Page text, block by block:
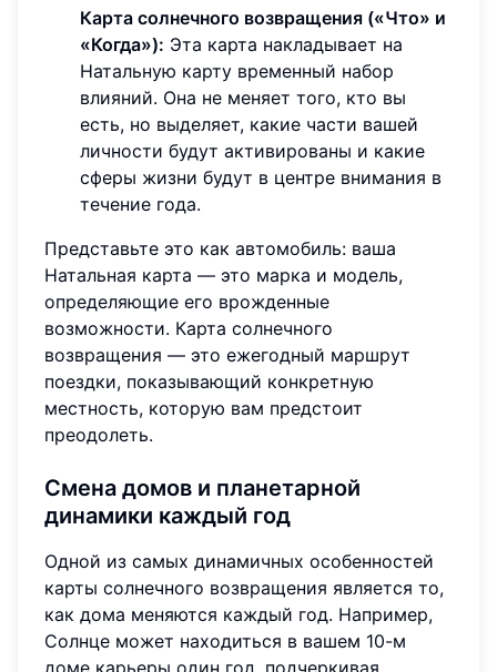
Карта солнечного возвращения («Что» и
«Когда»): Эта карта накладывает на
Натальную карту временный набор
влияний. Она не меняет того, кто вы
есть, но выделяет, какие части вашей
личности будут активированы и какие
сферы жизни будут в центре внимания в
течение года.
Представьте это как автомобиль: ваша
Натальная карта — это марка и модель,
определяющие его врожденные
возможности. Карта солнечного
возвращения — это ежегодный маршрут
поездки, показывающий конкретную
местность, которую вам предстоит
преодолеть.
Смена домов и планетарной
динамики каждый год
Одной из самых динамичных особенностей
карты солнечного возвращения является то,
как дома меняются каждый год. Например,
Солнце может находиться в вашем 10-м